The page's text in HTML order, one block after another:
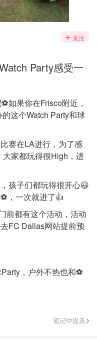
关注
Party感受一
如果你在Frisco附近，
这个Watch Party和球
赛在LA进行，为了感
大家都玩得很High，进
孩子们都玩得很开心😃
，一次就进了👍
前都有这个活动，活动
FC Dallas网站提前预
，户外不热也和⚽️
笔记中提及